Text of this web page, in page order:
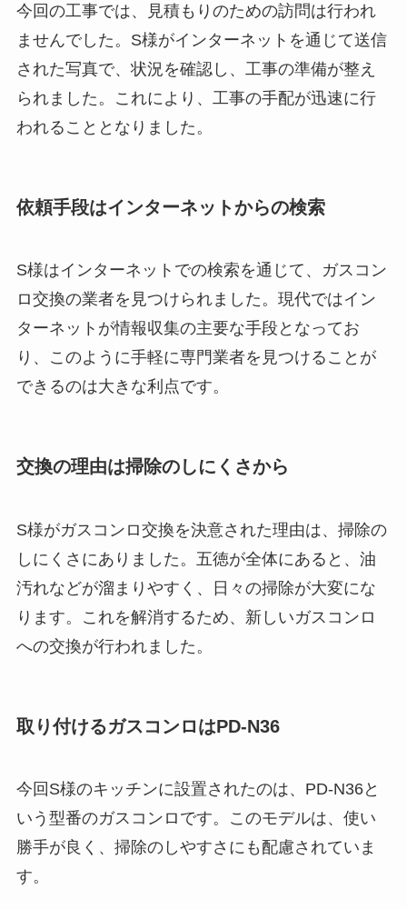
今回の工事では、見積もりのための訪問は行われ
ませんでした。S様がインターネットを通じて送信
された写真で、状況を確認し、工事の準備が整え
られました。これにより、工事の手配が迅速に行
われることとなりました。
依頼手段はインターネットからの検索
S様はインターネットでの検索を通じて、ガスコン
ロ交換の業者を見つけられました。現代ではイン
ターネットが情報収集の主要な手段となってお
り、このように手軽に専門業者を見つけることが
できるのは大きな利点です。
交換の理由は掃除のしにくさから
S様がガスコンロ交換を決意された理由は、掃除の
しにくさにありました。五徳が全体にあると、油
汚れなどが溜まりやすく、日々の掃除が大変にな
ります。これを解消するため、新しいガスコンロ
への交換が行われました。
取り付けるガスコンロはPD-N36
今回S様のキッチンに設置されたのは、PD-N36と
いう型番のガスコンロです。このモデルは、使い
勝手が良く、掃除のしやすさにも配慮されていま
す。